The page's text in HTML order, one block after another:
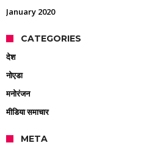
January 2020
CATEGORIES
देश
नोएडा
मनोरंजन
मीडिया समाचार
META